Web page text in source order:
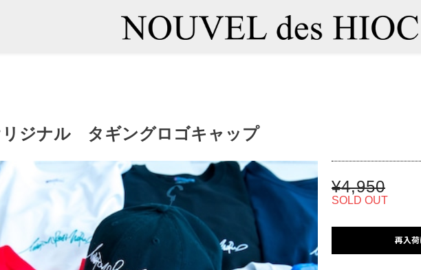
リジナル タギングロゴキャップ
¥4,950
SOLD OUT
再入